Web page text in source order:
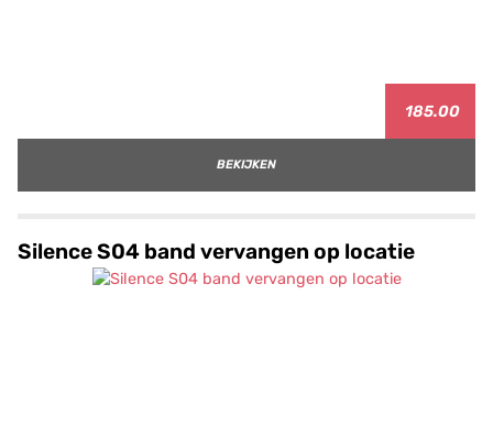
185.00
BEKIJKEN
Silence S04 band vervangen op locatie